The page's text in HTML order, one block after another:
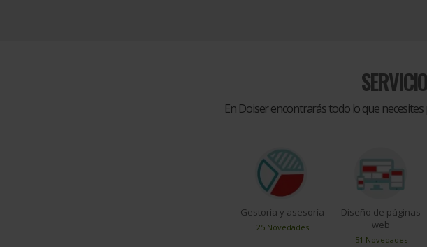
En Doiser encontrarás todo lo que
Gestoría y asesoría
25 Novedades
Diseño de páginas
web
51 Novedades